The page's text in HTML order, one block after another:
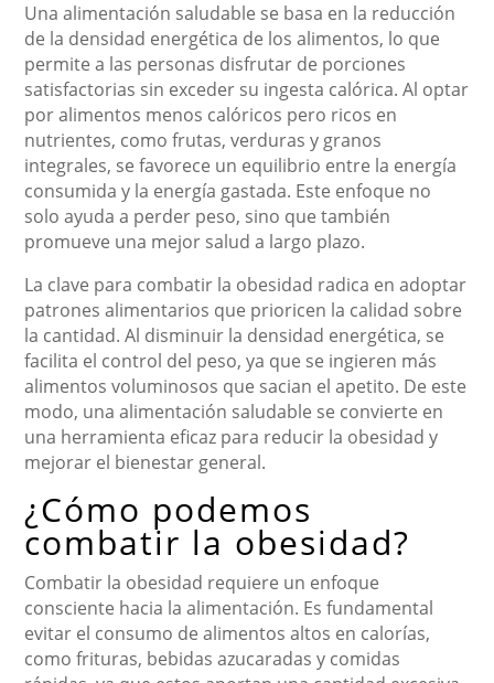
Una alimentación saludable se basa en la reducción
de la densidad energética de los alimentos, lo que
permite a las personas disfrutar de porciones
satisfactorias sin exceder su ingesta calórica. Al optar
por alimentos menos calóricos pero ricos en
nutrientes, como frutas, verduras y granos
integrales, se favorece un equilibrio entre la energía
consumida y la energía gastada. Este enfoque no
solo ayuda a perder peso, sino que también
promueve una mejor salud a largo plazo.
La clave para combatir la obesidad radica en adoptar
patrones alimentarios que prioricen la calidad sobre
la cantidad. Al disminuir la densidad energética, se
facilita el control del peso, ya que se ingieren más
alimentos voluminosos que sacian el apetito. De este
modo, una alimentación saludable se convierte en
una herramienta eficaz para reducir la obesidad y
mejorar el bienestar general.
¿Cómo podemos
combatir la obesidad?
Combatir la obesidad requiere un enfoque
consciente hacia la alimentación. Es fundamental
evitar el consumo de alimentos altos en calorías,
como frituras, bebidas azucaradas y comidas